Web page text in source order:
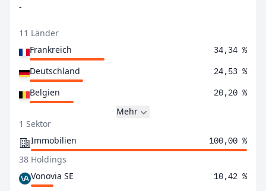
-
11 Länder
Frankreich
34,34 %
Deutschland 24,53 %
Belgien 20,20 %
Mehr
1 Sektor
Immobilien
100,00 %
38 Holdings
Vonovia SE
10,42 %